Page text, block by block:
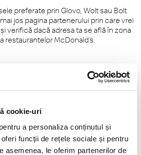
cookie-uri
a personaliza conținutul și
funcții de rețele sociale și pentru
asemenea, le oferim partenerilor de
Salate
Micul Dejun
Gustări
Happy Meal®
în România
preferate prin Glovo, Wolt sau Bolt
jos pagina partenerului prin care vrei
verifică dacă adresa ta se află în zona
restaurantelor McDonald’s.